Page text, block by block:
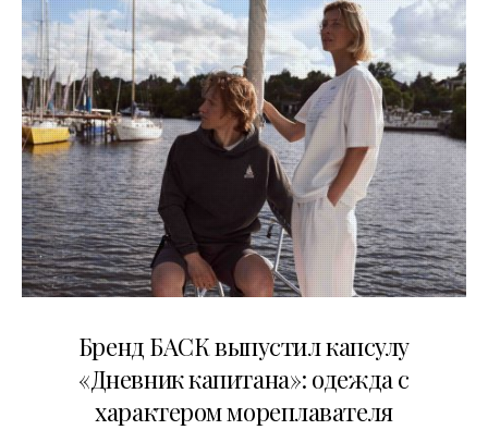
Бренд БАСК выпустил капсулу
«Дневник капитана»: одежда с
характером мореплавателя